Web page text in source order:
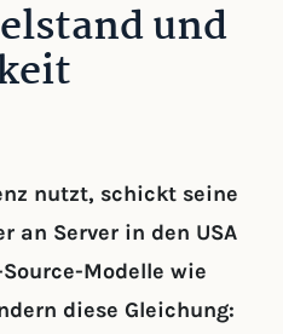
und
nutzt, schickt seine
an Server in den USA
Modelle wie
diese Gleichung: